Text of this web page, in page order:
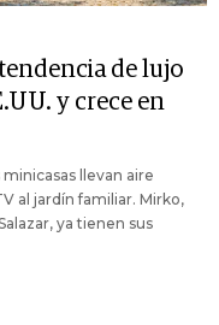
de lujo
y crece en
llevan aire
al jardín familiar. Mirko,
ya tienen sus